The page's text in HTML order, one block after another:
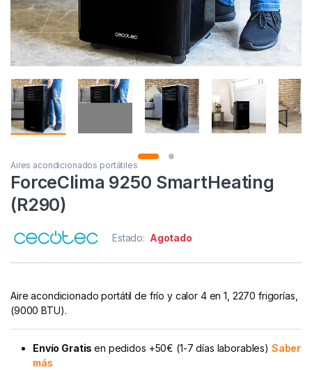
Aires acondicionados portátiles
ForceClima 9250 SmartHeating
(R290)
Estado: Agotado
Aire acondicionado portátil de frío y calor 4 en 1, 2270 frigorías,
(9000 BTU).
Envío Gratisen pedidos +50€ (1-7 días laborables) Saber
más